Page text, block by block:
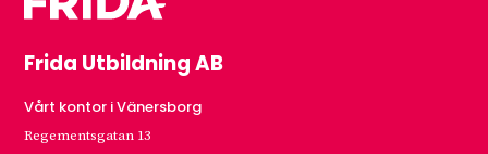
Frida Utbildning AB
Vårt kontor i Vänersborg
Regementsgatan 13